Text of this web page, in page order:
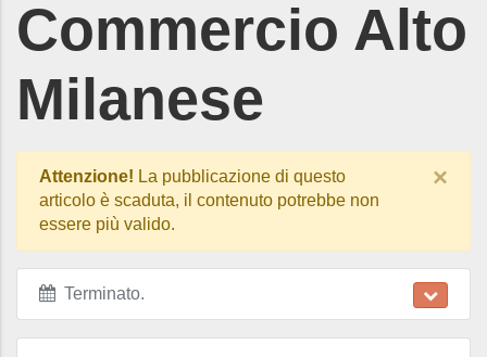
Commercio Alto
Milanese
Attenzione! La pubblicazione di questo
articolo è scaduta, il contenuto potrebbe non
essere più valido.
×
Terminato.